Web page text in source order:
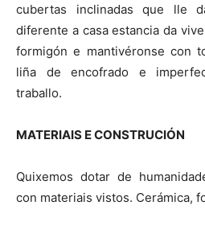
cubertas inclinadas que lle
diferente a casa estancia da
formigón e mantivéronse con
liña de encofrado e
traballo.
MATERIAIS E CONSTRUCIÓN
Quixemos dotar de
con materiais vistos. Cerámica,